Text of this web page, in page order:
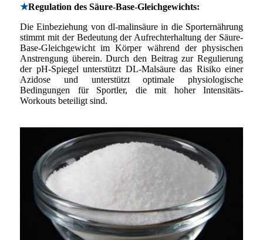
★Regulation des Säure-Base-Gleichgewichts:
Die Einbeziehung von dl-malinsäure in die Sporternährung
stimmt mit der Bedeutung der Aufrechterhaltung der Säure-
Base-Gleichgewicht im Körper während der physischen
Anstrengung überein. Durch den Beitrag zur Regulierung
der pH-Spiegel unterstützt DL-Malsäure das Risiko einer
Azidose und unterstützt optimale physiologische
Bedingungen für Sportler, die mit hoher Intensitäts-
Workouts beteiligt sind.